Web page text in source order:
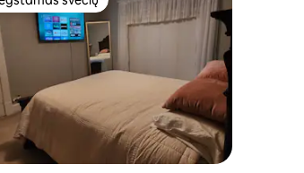
svečių